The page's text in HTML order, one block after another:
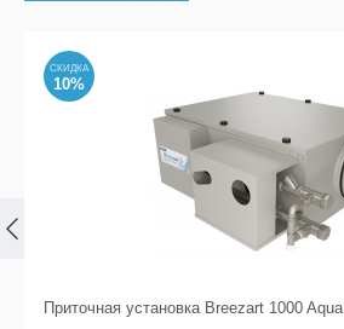
СКИДКА
10%
Приточная установка Breezart 1000 Aqua